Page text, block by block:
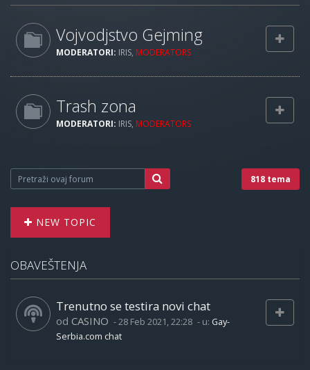
Vojvodjstvo Gejming
MODERATORI: IRIS, MODERATORS
Trash zona
MODERATORI: IRIS, MODERATORS
818 tema
NEW TOPIC
OBAVEŠTENJA
Trenutno se testira novi chat
od CASINO -28 Feb 2021, 22:28 - u: Gay-
Serbia.com chat